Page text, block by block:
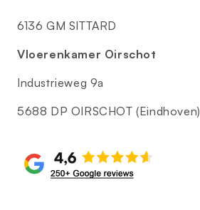
6136 GM SITTARD
Vloerenkamer Oirschot
Industrieweg 9a
5688 DP OIRSCHOT (Eindhoven)